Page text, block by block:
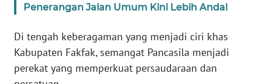
Penerangan Jalan Umum Kini Lebih Andal
Di tengah keberagaman yang menjadi ciri khas
Kabupaten Fakfak, semangat Pancasila menjadi
perekat yang memperkuat persaudaraan dan
BARAT
WN